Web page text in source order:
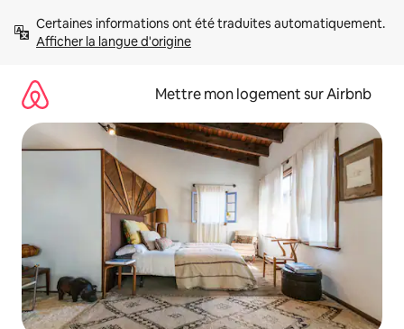
directement
Afficher la langue d'origine
Mettre mon logement sur Airbnb